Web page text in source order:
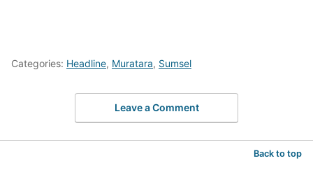
Categories: Headline, Muratara, Sumsel
Leave a Comment
Back to top